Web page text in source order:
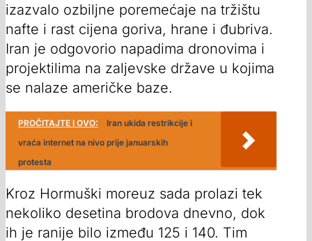
izazvalo ozbiljne poremećaje na tržištu
nafte i rast cijena goriva, hrane i đubriva.
Iran je odgovorio napadima dronovima i
projektilima na zaljevske države u kojima
se nalaze američke baze.
PROČITAJTE I OVO:
Iran ukida restrikcije i
vraća internet na nivo prije januarskih
protesta
Kroz Hormuški moreuz sada prolazi tek
nekoliko desetina brodova dnevno, dok
ih je ranije bilo između 125 i 140. Tim